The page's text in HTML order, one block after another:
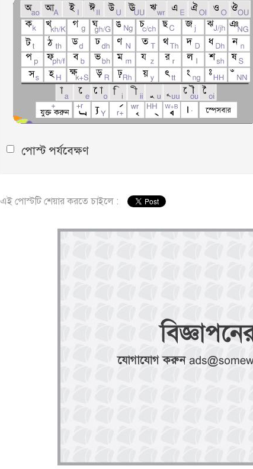
পোস্ট পর্যবেক্ষণ
এই পোস্টটি শেয়ার করতে চাইলে :